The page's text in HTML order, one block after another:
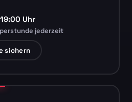
Uhr
jederzeit
sichern